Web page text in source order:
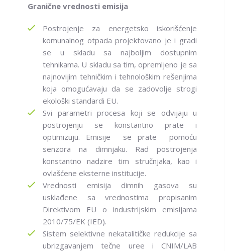
Granične vrednosti emisija
Postrojenje za energetsko iskorišćenje
komunalnog otpada projektovano je i gradi
se u skladu sa najboljim dostupnim
tehnikama. U skladu sa tim, opremljeno je sa
najnovijim tehničkim i tehnološkim rešenjima
koja omogućavaju da se zadovolje strogi
ekološki standardi EU.
Svi parametri procesa koji se odvijaju u
postrojenju se konstantno prate i
optimizuju. Emisije se prate pomoću
senzora na dimnjaku. Rad postrojenja
konstantno nadzire tim stručnjaka, kao i
ovlašćene eksterne institucije.
Vrednosti emisija dimnih gasova su
usklađene sa vrednostima propisanim
Direktivom EU o industrijskim emisijama
2010/75/EK (IED).
Sistem selektivne nekatalitičke redukcije sa
ubrizgavanjem tečne uree i CNIM/LAB